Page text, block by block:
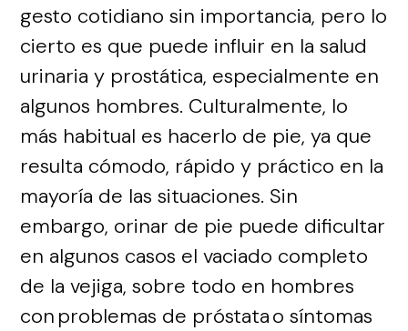
gesto cotidiano sin importancia, pero lo
cierto es que puede influir en la salud
urinaria y prostática, especialmente en
algunos hombres. Culturalmente, lo
más habitual es hacerlo de pie, ya que
resulta cómodo, rápido y práctico en la
mayoría de las situaciones. Sin
embargo, orinar de pie puede dificultar
en algunos casos el vaciado completo
de la vejiga, sobre todo en hombres
con problemas de próstatao síntomas